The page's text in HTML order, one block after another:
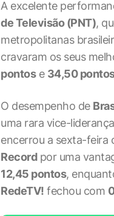
A excelente
de Televisão (PNT),
metropolitanas
cravaram os seus
pontose 34,50
O desempenho de
uma rara vice-
encerrou a sexta-feira
Recordpor uma
12,45 pontos,
RedeTV! fechou com